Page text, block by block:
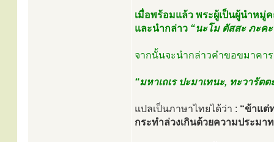
เมื่อพร้อมแล้ว พระผู้เป็นผู้นำหมู่
และนำกล่าว “นะโม ตัสสะ ภะค
จากนั้นจะนำกล่าวคำขอขมาคา
“มหาเถเร ปะมาเทนะ, ทะวารัต
แปลเป็นภาษาไทยได้ว่า : “ข้าแต่
กระทำล่วงเกินด้วยความประมา